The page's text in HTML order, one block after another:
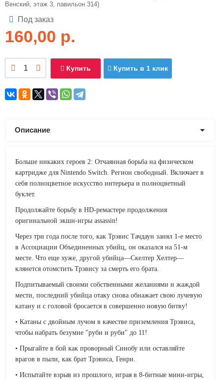
Венский, этаж 3, павильон 314)
Под заказ
160,00 р.
Купить Купить в 1 клик
Описание
Больше никаких героев 2: Отчаянная борьба на физическом
картридже для Nintendo Switch. Регион свободный. Включает в
себя полноцветное искусство интерьера и полноцветный
буклет.
Продолжайте борьбу в HD-ремастере продолжения
оригинальной экшн-игры assassin!
Через три года после того, как Трэвис Тачдаун занял 1-е место
в Ассоциации Объединенных убийц, он оказался на 51-м
месте. Что еще хуже, другой убийца—Скелтер Хелтер—
клянется отомстить Трэвису за смерть его брата.
Подпитываемый своими собственными желаниями и жаждой
мести, последний убийца отаку снова обнажает свою лучевую
катану и с головой бросается в совершенно новую битву!
• Катаны с двойным лучом в качестве приземления Трэвиса,
чтобы набрать безумие "руби и руби" до 11!
• Прыгайте в бой как проворный Синобу или оставляйте
врагов в пыли, как брат Трэвиса, Генри.
• Испытайте взрыв из прошлого, играя в 8-битные мини-игры,